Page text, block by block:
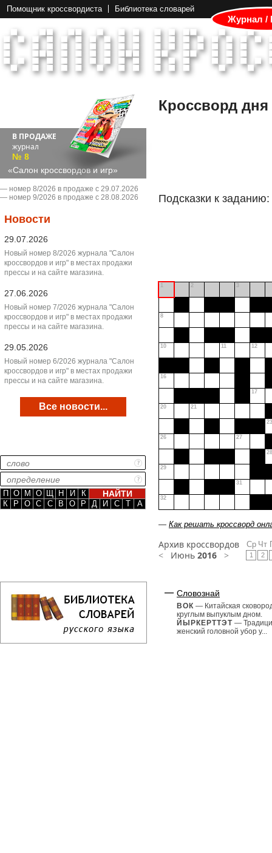
Помощник кроссвордиста Библиотека словарей
Журнал /
В ПРОДАЖЕ
журнал
№ 8
«Салон кроссвордов и игр»
― номер 8/2026 в продаже с 29.07.2026
― номер 9/2026 в продаже с 28.08.2026
Новости
29.07.2026
Новый номер 8/2026 журнала "Салон
кроссвордов и игр" в местах продажи
прессы и на сайте магазина.
27.06.2026
Новый номер 7/2026 журнала "Салон
кроссвордов и игр" в местах продажи
прессы и на сайте магазина.
29.05.2026
Новый номер 6/2026 журнала "Салон
кроссвордов и игр" в местах продажи
прессы и на сайте магазина.
Все новости...
П О М О Щ Н И
К
К
Р О С С В О Р Д И С Т А
Кроссворд дня
Подсказки к заданию:
1 2 3
8
10 11 12
16
17
20 21
23
26 27
28
29
31
32
— Как решать кроссворд
Архив кроссвордов
< Июнь 2016 >
Ср
1
Чт
2
Словознай
ВОК — Китайская
круглым выпуклым дном.
ЙЫРКЕРТТЭТ —
женский головной убор у...